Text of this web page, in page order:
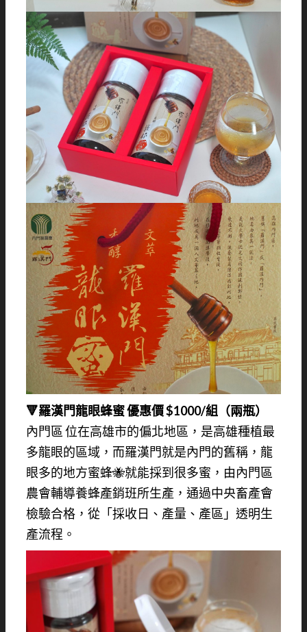
🔻羅漢門龍眼蜂蜜 優惠價 $1000/組（兩瓶）
內門區 位在高雄市的偏北地區，是高雄種植最
多龍眼的區域，而羅漢門就是內門的舊稱，龍
眼多的地方蜜蜂🐝就能採到很多蜜，由內門區
農會輔導養蜂產銷班所生產，通過中央畜產會
檢驗合格，從「採收日、產量、產區」透明生
產流程。